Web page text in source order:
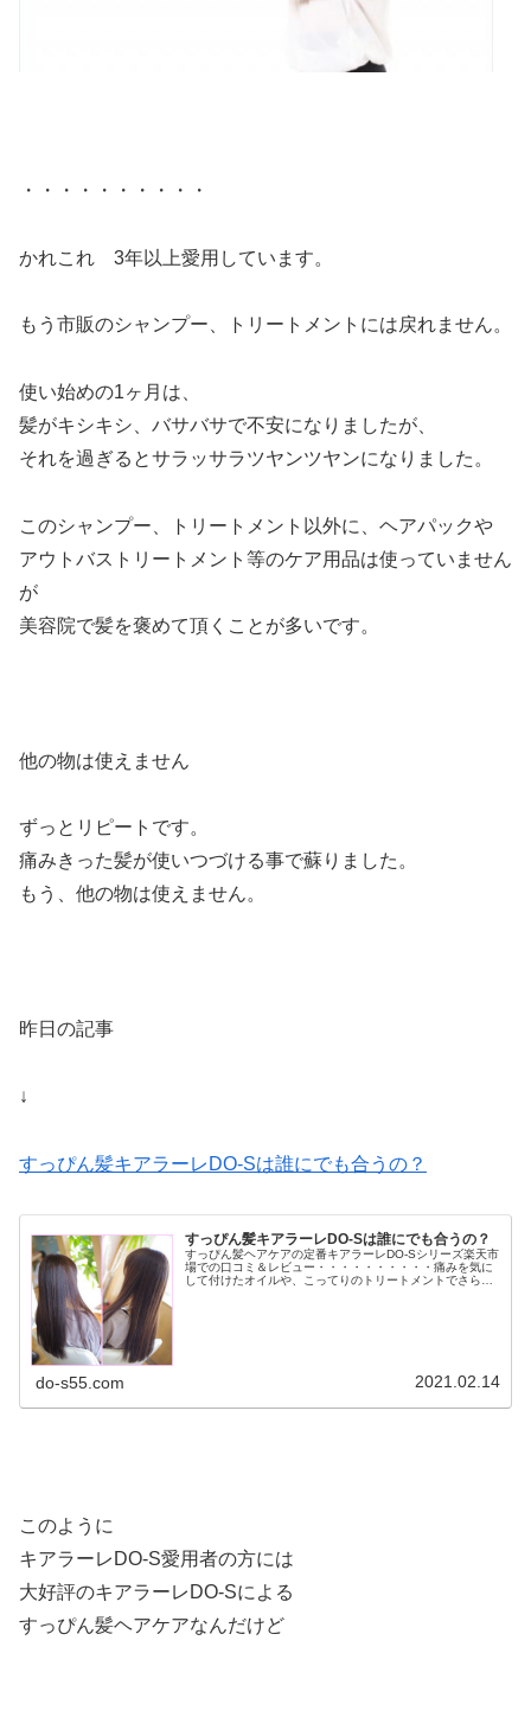
・・・・・・・・・・
かれこれ 3年以上愛用しています。
もう市販のシャンプー、トリートメントには戻れません。
使い始めの1ヶ月は、
髪がキシキシ、バサバサで不安になりましたが、
それを過ぎるとサラッサラツヤンツヤンになりました。
このシャンプー、トリートメント以外に、ヘアパックや
アウトバストリートメント等のケア用品は使っていません
が
美容院で髪を褒めて頂くことが多いです。
他の物は使えません
ずっとリピートです。
痛みきった髪が使いつづける事で蘇りました。
もう、他の物は使えません。
昨日の記事
↓
すっぴん髪キアラーレDO-Sは誰にでも合うの？
すっぴん髪キアラーレDO-Sは誰にでも合うの？
すっぴん髪ヘアケアの定番キアラーレDO-Sシリーズ楽天市
場での口コミ＆レビュー・・・・・・・・・・痛みを気に
して付けたオイルや、こってりのトリートメントでさらに
do-s55.com 2021.02.14
このように
キアラーレDO-S愛用者の方には
大好評のキアラーレDO-Sによる
すっぴん髪ヘアケアなんだけど